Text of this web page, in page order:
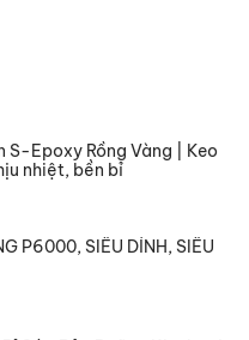
S-Epoxy Rồng Vàng | Keo
nhiệt, bền bỉ
P6000, SIÊU DÍNH, SIÊU